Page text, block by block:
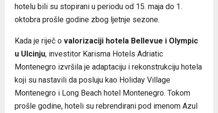
hotelu bili su stopirani u periodu od 15. maja do 1.
oktobra prošle godine zbog ljetnje sezone.
Kada je riječ o valorizaciji hotela Bellevue i Olympic
u Ulcinju, investitor Karisma Hotels Adriatic
Montenegro izvršila je adaptaciju i rekonstrukciju hotela
koji su nastavili da posluju kao Holiday Village
Montenegro i Long Beach hotel Montenegro. Tokom
prošle godine, hoteli su rebrendirani pod imenom Azul